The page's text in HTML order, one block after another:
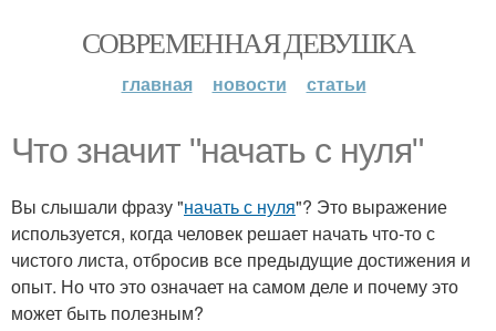
СОВРЕМЕННАЯ ДЕВУШКА
главная новости статьи
Что значит "начать с нуля"
Вы слышали фразу "начать с нуля"? Это выражение
используется, когда человек решает начать что-то с
чистого листа, отбросив все предыдущие достижения и
опыт. Но что это означает на самом деле и почему это
может быть полезным?